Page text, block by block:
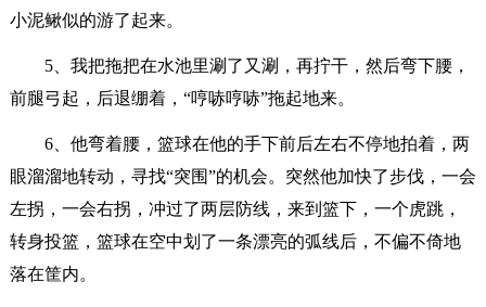
小泥鳅似的游了起来。
5、我把拖把在水池里涮了又涮，再拧干，然后弯下腰，
前腿弓起，后退绷着，“哼哧哼哧”拖起地来。
6、他弯着腰，篮球在他的手下前后左右不停地拍着，两
眼溜溜地转动，寻找“突围”的机会。突然他加快了步伐，一会
左拐，一会右拐，冲过了两层防线，来到篮下，一个虎跳，
转身投篮，篮球在空中划了一条漂亮的弧线后，不偏不倚地
落在筐内。